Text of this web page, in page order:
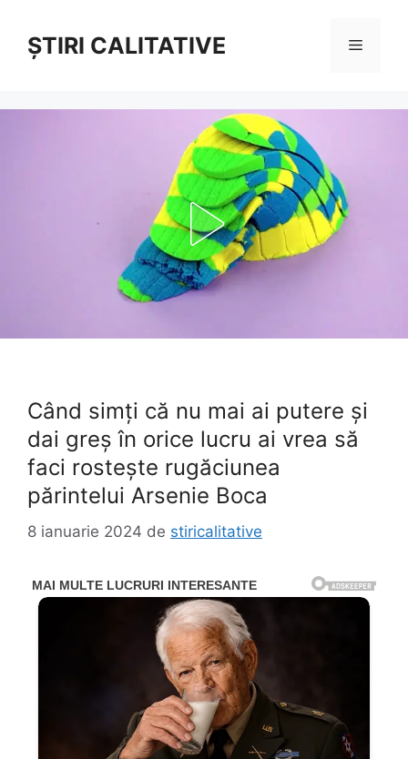
conținutȘTIRI CALITATIVE Meniu
Când simți că nu mai ai putere și
dai greș în orice lucru ai vrea să
faci rostește rugăciunea
părintelui Arsenie Boca
8 ianuarie 2024 de stiricalitative